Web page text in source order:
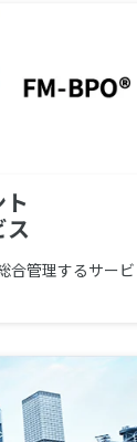
ス
合管理するサービ